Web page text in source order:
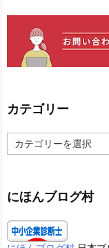
カテゴリー
テ
ー
にほんブログ村